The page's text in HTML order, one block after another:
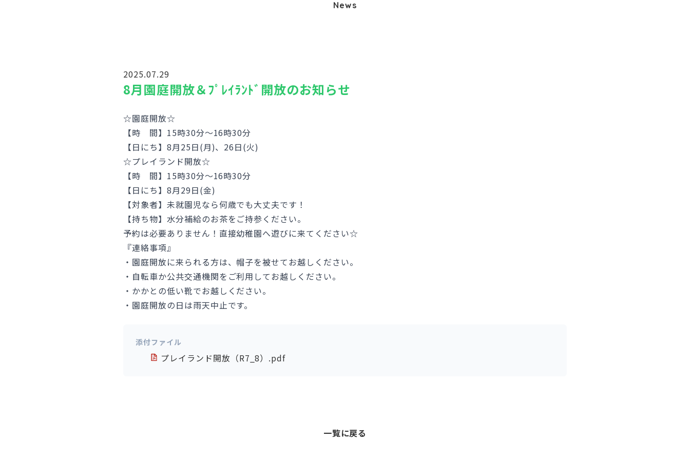
News
2025.07.29
8月園庭開放＆ﾌﾟﾚｲﾗﾝﾄﾞ開放のお知らせ
☆園庭開放☆
【時 間】15時30分～16時30分
【日にち】8月25日(月)、26日(火)
☆プレイランド開放☆
【時 間】15時30分～16時30分
【日にち】8月29日(金)
【対象者】未就園児なら何歳でも大丈夫です！
【持ち物】水分補給のお茶をご持参ください。
予約は必要ありません！直接幼稚園へ遊びに来てください☆
『連絡事項』
・園庭開放に来られる方は、帽子を被せてお越しください。
・自転車か公共交通機関をご利用してお越しください。
・かかとの低い靴でお越しください。
・園庭開放の日は雨天中止です。
添付ファイル
プレイランド開放（R7_8）.pdf
一覧に戻る